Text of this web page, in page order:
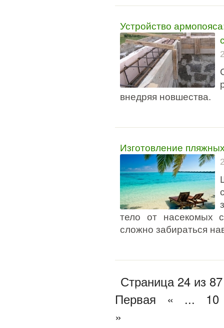
Устройство
внедряя новшества.
Изготовление
тело от насекомых
сложно забираться
Страница 24 из 87
Первая
« ...
10
»